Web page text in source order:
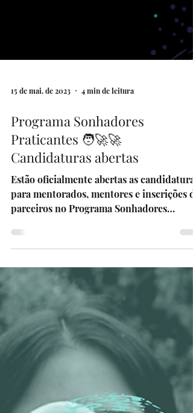
Programa Sonhadores
Praticantes 🧑‍🚀🚀
Candidaturas abertas
Estão oficialmente abertas as candidaturas
para mentorados, mentores e inscrições
parceiros no Programa Sonhadores